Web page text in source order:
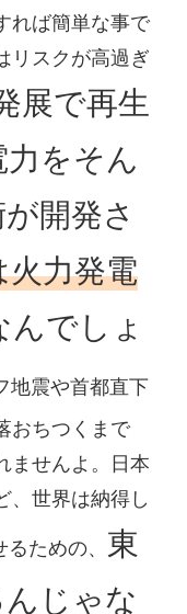
れば簡単な事で
リスクが高過ぎ
展で再生
をそん
開発さ
火力発電
んでしょ
地震や首都直下
おちつくまで
ませんよ。日本
、世界は納得し
ための、 東
じゃな